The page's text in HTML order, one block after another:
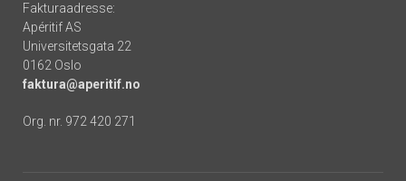
Fakturaadresse:
Apéritif AS
Universitetsgata 22
0162 Oslo
faktura@aperitif.no
Org. nr. 972 420 271